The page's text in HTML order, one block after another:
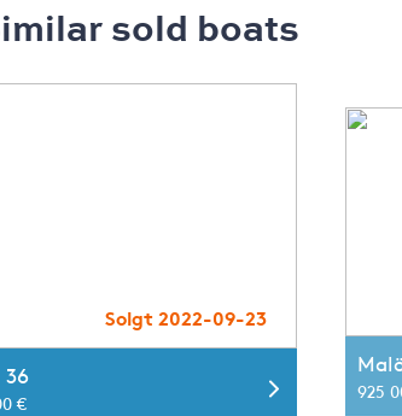
sold boats
Solgt 2022-09-23
36
€ 925